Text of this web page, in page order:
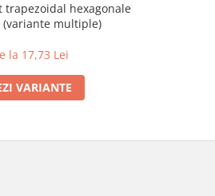
trapezoidal hexagonale
multiple)
la 17,73 Lei
VARIANTE